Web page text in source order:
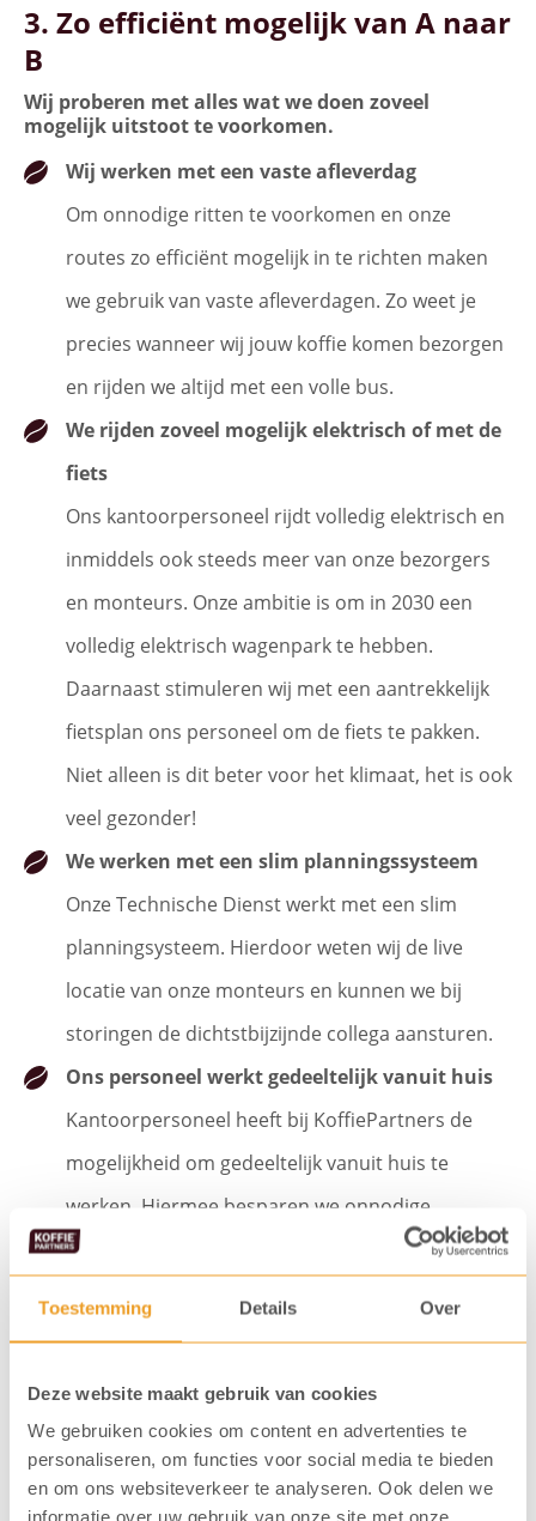
Toestemming Details Over
Deze website maakt gebruik van cookies
We gebruiken cookies om content en advertenties te
personaliseren, om functies voor social media te bieden
en om ons websiteverkeer te analyseren. Ook delen we
informatie over uw gebruik van onze site met onze
3. Zo efficiënt mogelijk van A naar
B
Wij proberen met alles wat we doen zoveel
mogelijk uitstoot te voorkomen.
Wij werken met een vaste afleverdag
Om onnodige ritten te voorkomen en onze
routes zo efficiënt mogelijk in te richten maken
we gebruik van vaste afleverdagen. Zo weet je
precies wanneer wij jouw koffie komen bezorgen
en rijden we altijd met een volle bus.
We rijden zoveel mogelijk elektrisch of met de
fiets
Ons kantoorpersoneel rijdt volledig elektrisch en
inmiddels ook steeds meer van onze bezorgers
en monteurs. Onze ambitie is om in 2030 een
volledig elektrisch wagenpark te hebben.
Daarnaast stimuleren wij met een aantrekkelijk
fietsplan ons personeel om de fiets te pakken.
Niet alleen is dit beter voor het klimaat, het is ook
veel gezonder!
We werken met een slim planningssysteem
Onze Technische Dienst werkt met een slim
planningsysteem. Hierdoor weten wij de live
locatie van onze monteurs en kunnen we bij
storingen de dichtstbijzijnde collega aansturen.
Ons personeel werkt gedeeltelijk vanuit huis
Kantoorpersoneel heeft bij KoffiePartners de
mogelijkheid om gedeeltelijk vanuit huis te
werken. Hiermee besparen we onnodige
kilometers en uitstoot.